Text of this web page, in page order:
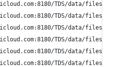
TDS/data/files/p9/
TDS/data/files/p9/
TDS/data/files/p9/
TDS/data/files/p9/
TDS/data/files/p9/
TDS/data/files/p9/